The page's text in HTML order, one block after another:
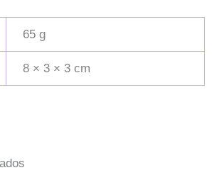
65 g
8 × 3 × 3 cm